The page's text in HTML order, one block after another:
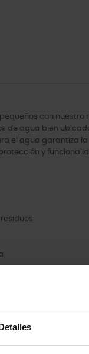
con
agua bien
agua garantiza
y